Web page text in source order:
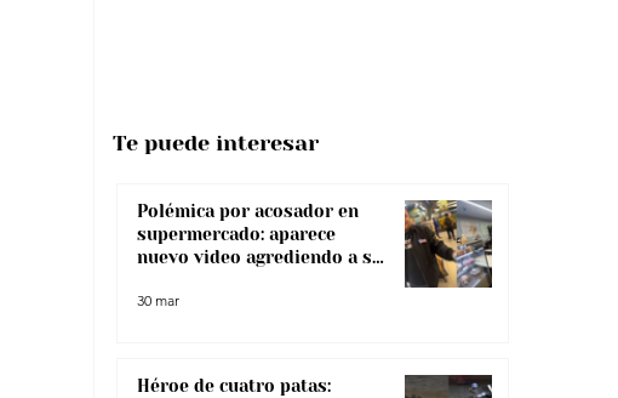
Polémica por acosador en
supermercado: aparece
nuevo video agrediendo a su
30 mar
Héroe de cuatro patas:
Te puede interesar